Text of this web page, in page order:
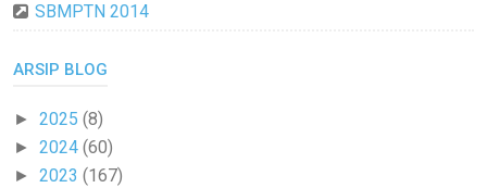
SBMPTN 2014
ARSIP BLOG
► 2025 (8)
► 2024 (60)
► 2023 (167)